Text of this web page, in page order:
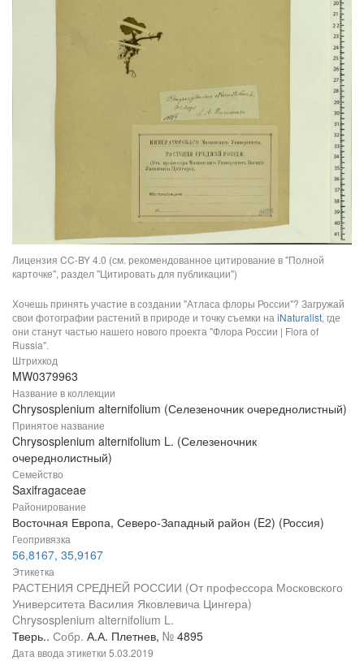
Лицензия CC-BY 4.0 (см. рекомендованное цитирование в "Полной
карточке", раздел "Цитировать для публикации")
Хочешь принять участие в создании "Атласа флоры России"? Загружай
свои фотографии растений в природе и точку съемки на iNaturalist, где
они станут частью нашего нового проекта "Флора России | Flora of
Russia".
Штрихкод
MW0379963
Название в коллекции
Chrysosplenium alternifolium (Селезеночник очереднолистный)
Принятое название
Chrysosplenium alternifolium L. (Селезеночник
очереднолистный)
Семейство
Saxifragaceae
Районирование
Восточная Европа, Северо-Западный район (E2) (Россия)
Геопривязка
56,8167, 35,9167
Этикетка
РАСТЕНИЯ СРЕДНЕЙ РОССИИ (От профессора Московского
Университета Василия Яковлевича Цингера)
Chrysosplenium alternifolium L.
Тверь.. Собр. А.А. Плетнев, № 4895
Дата ввода этикетки 5.03.2019